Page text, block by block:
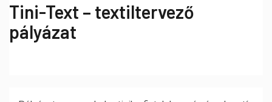
Tini-Text – textiltervező
pályázat